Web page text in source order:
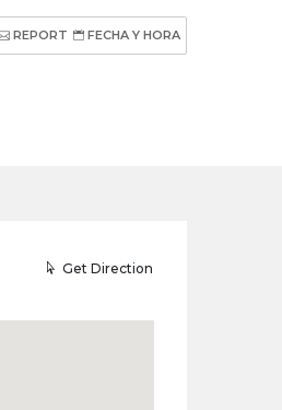
REPORT FECHA Y HORA
Get Direction